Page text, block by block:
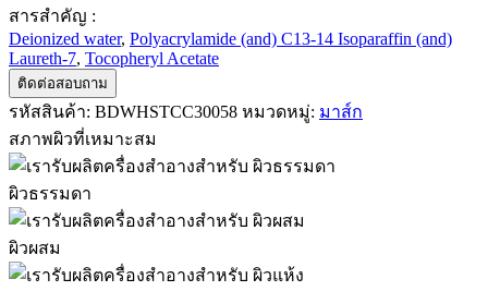
สารสำคัญ :
Deionized water, Polyacrylamide (and) C13-14 Isoparaffin (and)
Laureth-7, Tocopheryl Acetate
ติดต่อสอบถาม
รหัสสินค้า: BDWHSTCC30058 หมวดหมู่: มาส์ก
สภาพผิวที่เหมาะสม
ผิวธรรมดา
ผิวผสม